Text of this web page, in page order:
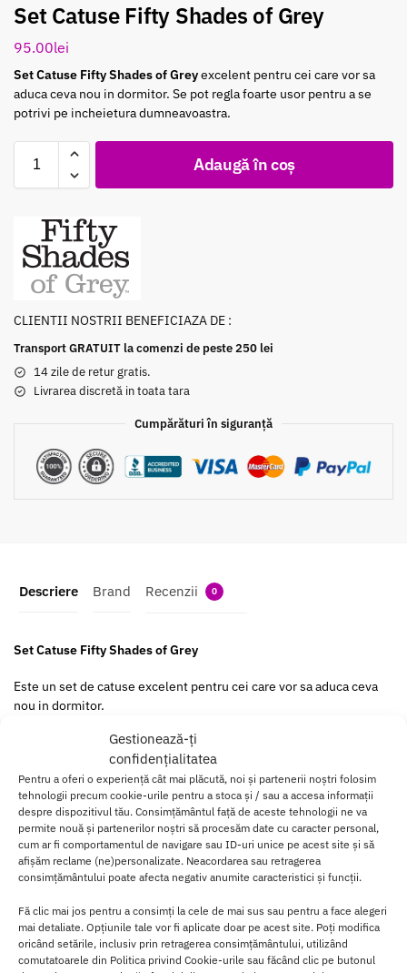
Gestionează-ți
confidențialitatea
Pentru a oferi o experiență cât mai plăcută, noi și partenerii noștri folosim
tehnologii precum cookie-urile pentru a stoca și / sau a accesa informații
despre dispozitivul tău. Consimțământul față de aceste tehnologii ne va
permite nouă și partenerilor noștri să procesăm date cu caracter personal,
cum ar fi comportamentul de navigare sau ID-uri unice pe acest site și să
afișăm reclame (ne)personalizate. Neacordarea sau retragerea
consimțământului poate afecta negativ anumite caracteristici și funcții.
Fă clic mai jos pentru a consimți la cele de mai sus sau pentru a face alegeri
mai detaliate. Opțiunile tale vor fi aplicate doar pe acest site. Poți modifica
oricând setările, inclusiv prin retragerea consimțământului, utilizând
comutatoarele din Politica privind Cookie-urile sau făcând clic pe butonul
Set Catuse Fifty Shades of Grey
95.00lei
Set Catuse Fifty Shades of Greyexcelent pentru cei care vor sa
aduca ceva nou in dormitor. Se pot regla foarte usor pentru a se
potrivi pe incheietura dumneavoastra.
Adaugă în coș
CLIENTII NOSTRII BENEFICIAZA DE :
Transport GRATUIT la comenzi de peste 250 lei
14 zile de retur gratis.
Livrarea discretă in toata tara
Cumpărături în siguranță
Descriere Brand Recenzii 0
Set Catuse Fifty Shades of Grey
Este un set de catuse excelent pentru cei care vor sa aduca ceva
nou in dormitor.
Au un design unic care le face sa fie ajustabile oricarei persoane.
Sunt perfecte atat pentru incepatori cat si pentru persoanele
avansate.
Catusele pun perfect in balanta experienta autentica sexuala cu
siguranta evadarii iminente daca este necesar.
dumneavoastra.
Fiecare catusa se incheie ferm, dar are functia de a va elibera
imediat in cazul in care sunteti nevoiti.